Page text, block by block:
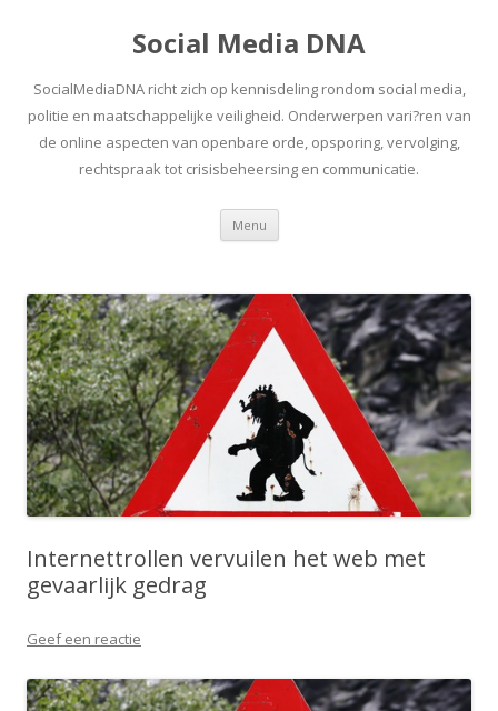
Social Media DNA
SocialMediaDNA richt zich op kennisdeling rondom social media,
politie en maatschappelijke veiligheid. Onderwerpen vari?ren van
de online aspecten van openbare orde, opsporing, vervolging,
rechtspraak tot crisisbeheersing en communicatie.
Menu Spring
inhoud
Internettrollen vervuilen het web met
gevaarlijk gedrag
Geef een reactie